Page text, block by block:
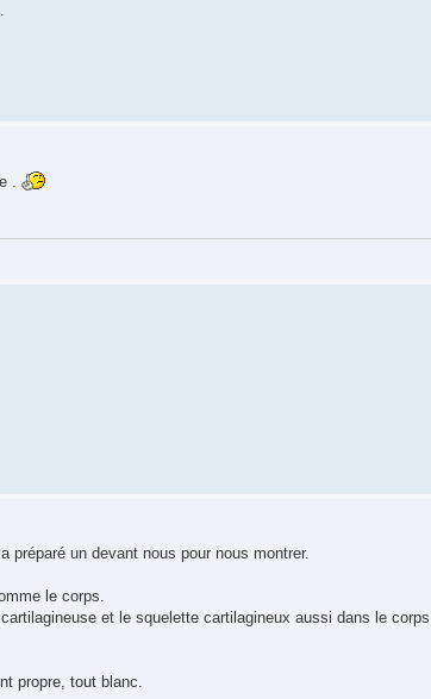
.
un devant nous pour nous montrer.
le corps.
et le squelette cartilagineux aussi dans le
propre, tout blanc.